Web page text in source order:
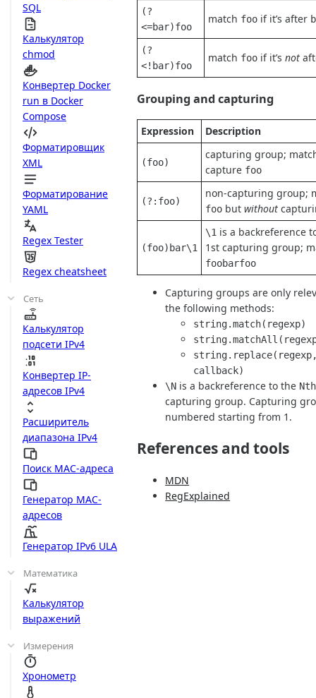
SQL
Калькулятор
chmod
Конвертер Docker
run в Docker
Compose
Форматировщик
XML
Форматирование
YAML
Regex Tester
Regex cheatsheet
Сеть
Калькулятор
подсети IPv4
Конвертер IP-
адресов IPv4
Расширитель
диапазона IPv4
Поиск MAC-адреса
Генератор MAC-
адресов
Генератор IPv6 ULA
Математика
Калькулятор
выражений
Измерения
Хронометр
(?
<=bar)foo
match foo if it’s after
(?
<!bar)foo
match foo if it’snot
Grouping and capturing
Expression Description
(foo)
capturing group;
capture foo
(?:foo)
non-capturing group;
foo butwithout
(foo)bar\1
\1 is a backreference
1st capturing group;
foobarfoo
Capturing groups are only
the following methods:
string.match(regexp)
callback)
\N is a backreference to the Nth
capturing group. Capturing
numbered starting from 1.
References and tools
MDN
RegExplained